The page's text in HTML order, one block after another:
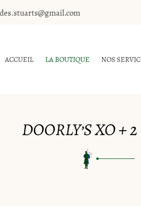
ACCUEIL LA BOUTIQUE NOS
DOORLY’S XO +